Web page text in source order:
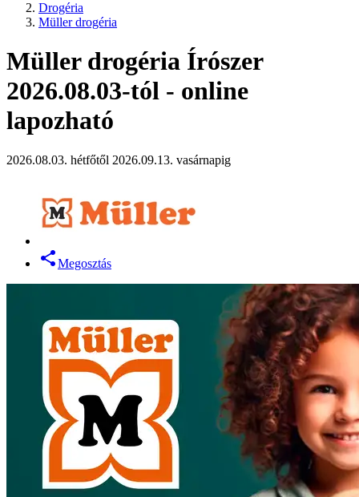
Drogéria
Müller drogéria
Müller drogéria Írószer
2026.08.03-tól - online
lapozható
2026.08.03. hétfőtől 2026.09.13. vasárnapig
Megosztás